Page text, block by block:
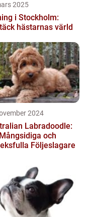
2025
i Stockholm:
hästarnas värld
2024
Labradoodle:
och
Följeslagare